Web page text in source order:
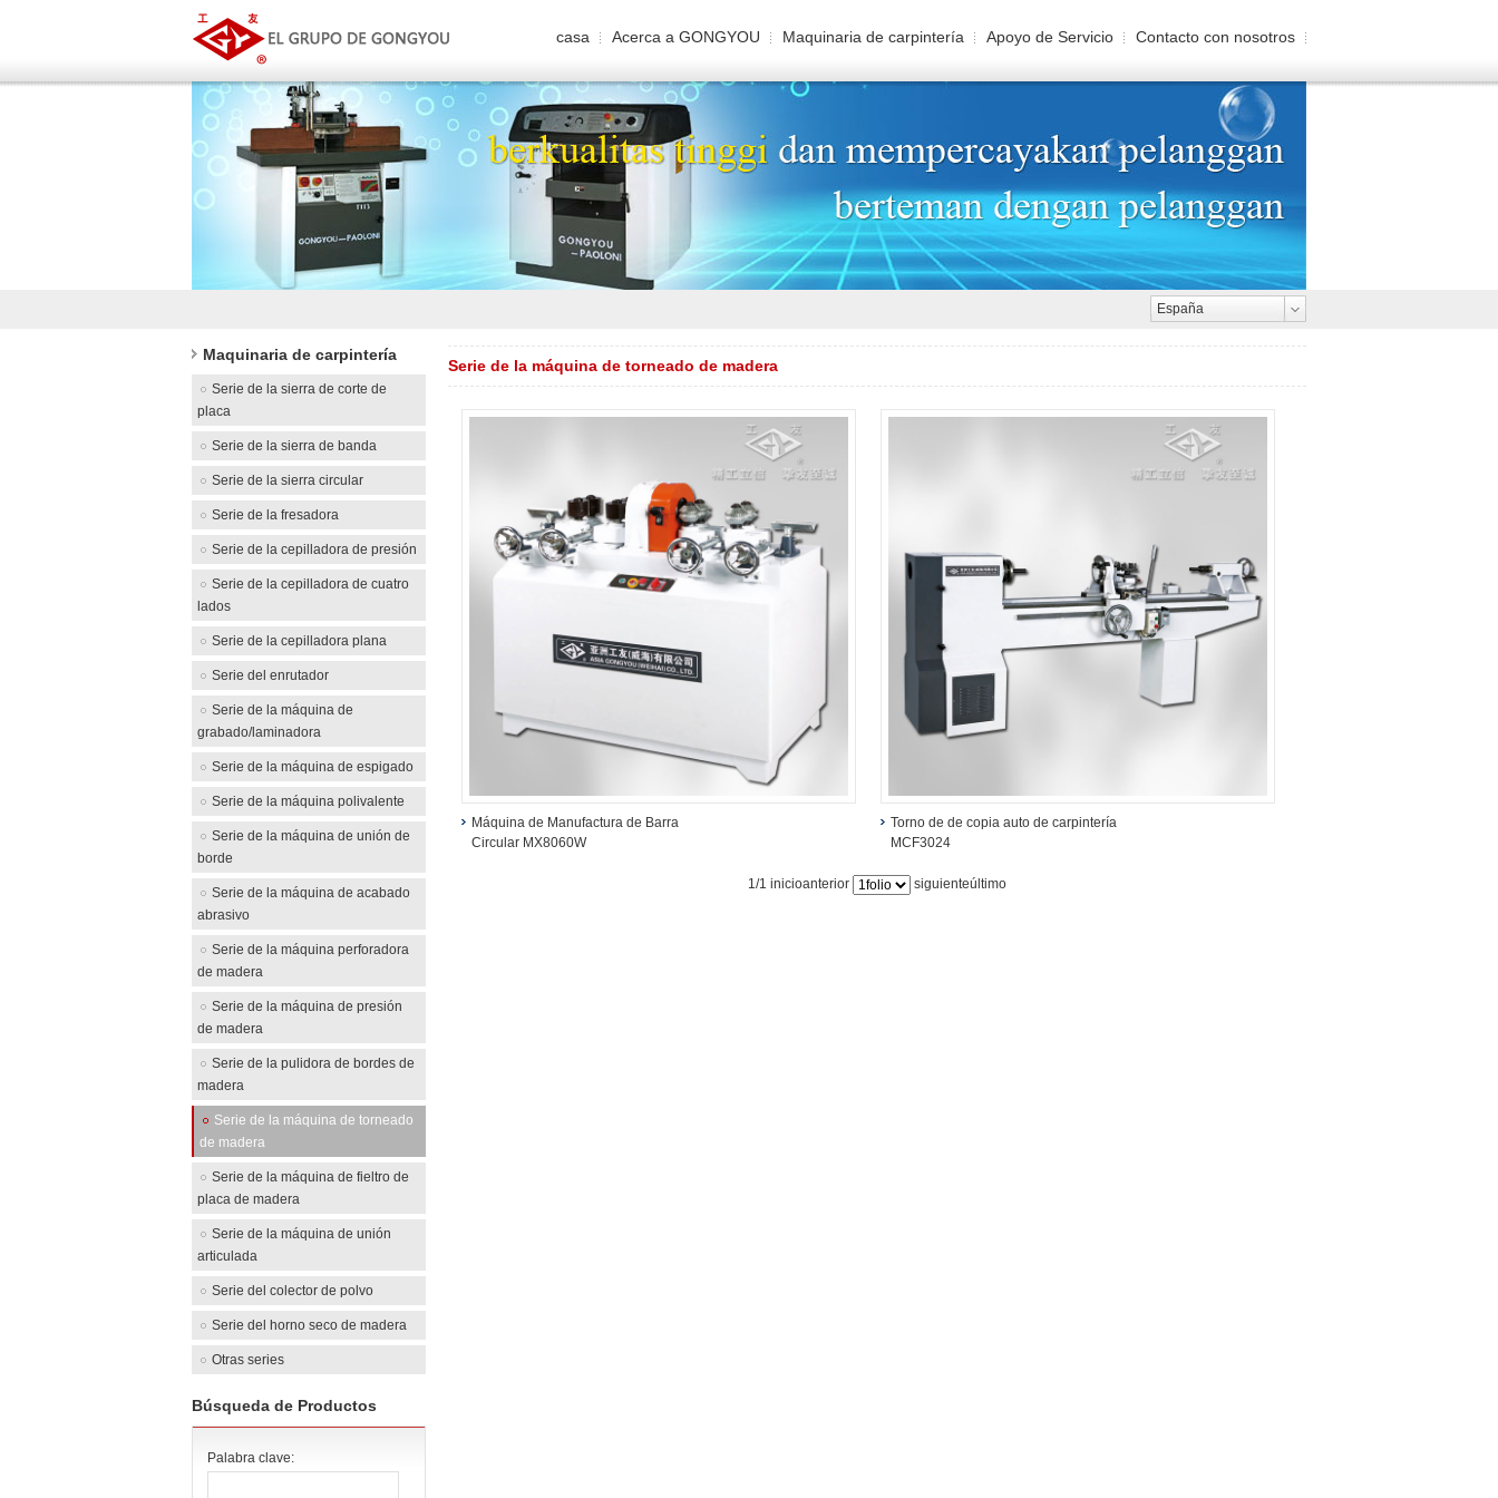
casa Acerca a GONGYOU Maquinaria de carpintería Apoyo de Servicio Contacto con nosotros
España
Maquinaria de carpintería
Serie de la sierra de corte de
placa
Serie de la sierra de banda
Serie de la sierra circular
Serie de la fresadora
Serie de la cepilladora de presión
Serie de la cepilladora de cuatro
lados
Serie de la cepilladora plana
Serie del enrutador
Serie de la máquina de
grabado/laminadora
Serie de la máquina de espigado
Serie de la máquina polivalente
Serie de la máquina de unión de
borde
Serie de la máquina de acabado
abrasivo
Serie de la máquina perforadora
de madera
Serie de la máquina de presión
de madera
Serie de la pulidora de bordes de
madera
Serie de la máquina de torneado
de madera
Serie de la máquina de fieltro de
placa de madera
Serie de la máquina de unión
articulada
Serie del colector de polvo
Serie del horno seco de madera
Otras series
Búsqueda de Productos
Palabra clave:
Serie de la máquina de torneado de madera
Máquina de Manufactura de Barra
Circular MX8060W
Torno de de copia auto de carpintería
MCF3024
1/1 inicioanterior siguienteúltimo